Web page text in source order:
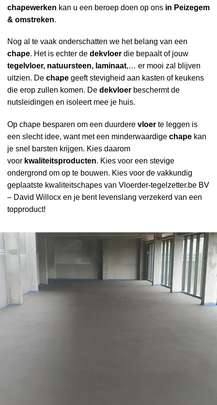
chapewerken kan u een beroep doen op ons in Peizegem
& omstreken.
Nog al te vaak onderschatten we het belang van een
chape. Het is echter de dekvloer die bepaalt of jouw
tegelvloer, natuursteen, laminaat,… er mooi zal blijven
uitzien. De chape geeft stevigheid aan kasten of keukens
die erop zullen komen. De dekvloer beschermt de
nutsleidingen en isoleert mee je huis.
Op chape besparen om een duurdere vloer te leggen is
een slecht idee, want met een minderwaardige chape kan
je snel barsten krijgen. Kies daarom
voor kwaliteitsproducten. Kies voor een stevige
ondergrond om op te bouwen. Kies voor de vakkundig
geplaatste kwaliteitschapes van Vloerder-tegelzetter.be BV
– David Willocx en je bent levenslang verzekerd van een
topproduct!